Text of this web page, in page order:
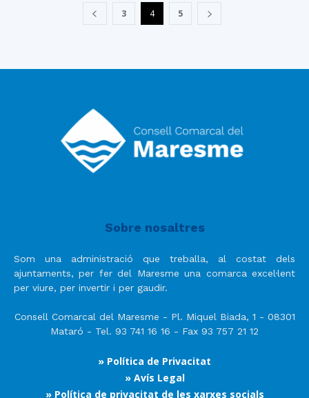
3 4 5
Sobre nosaltres
Som una administració que treballa, al costat dels
ajuntaments, per fer del Maresme una comarca excel·lent
per viure, per invertir i per gaudir.
Consell Comarcal del Maresme - Pl. Miquel Biada, 1 - 08301
Mataró - Tel. 93 741 16 16 - Fax 93 757 21 12
» Política de Privacitat
» Avís Legal
» Política de privacitat de les xarxes socials